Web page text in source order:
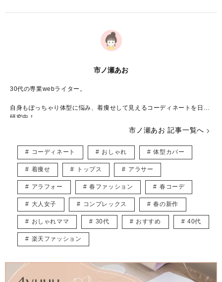
市ノ瀬あお
30代の専業webライター。
自身もぽっちゃり体型に悩み、着痩せして見えるコーディネートを日々
研究中！
甘いものには目が無いのでスイーツを楽しみつつも、健康的な体型を目
読者さんと同じ目線だからこそ書ける、見て・読んで楽しめる記事づく
りを心がけています。
https://x.com/2929_sdn
市ノ瀬あお 記事一覧へ
コーディネート おしゃれ 体型カバー
着痩せ トップス アラサー
アラフォー 春ファッション 春コーデ
大人女子 コンプレックス 春の新作
おしゃれママ 30代 おすすめ 40代
楽天ファッション